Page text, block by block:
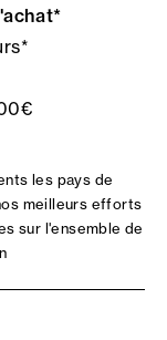
les pays de
meilleurs efforts
sur l'ensemble de